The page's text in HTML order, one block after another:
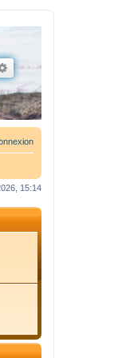
Recherche avancée
15:14